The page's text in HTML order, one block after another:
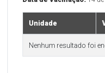
Unidade
Nenhum resultado foi